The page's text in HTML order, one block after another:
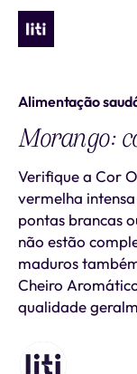
Alimentação
Morango:
Verifique a Cor
vermelha
pontas brancas
não estão
maduros
Cheiro
qualidade